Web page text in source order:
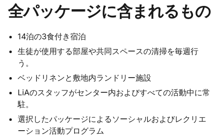
全パッケージに含まれるもの
14泊の3食付き宿泊
生徒が使用する部屋や共同スペースの清掃を毎週行
う。
ベッドリネンと敷地内ランドリー施設
LiAのスタッフがセンター内およびすべての活動中に常
駐。
選択したパッケージによるソーシャルおよびレクリエ
ーション活動プログラム